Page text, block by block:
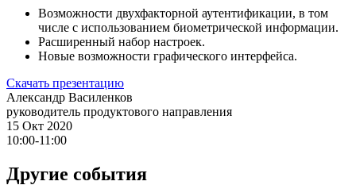
Возможности двухфакторной аутентификации, в том
числе с использованием биометрической информации.
Расширенный набор настроек.
Новые возможности графического интерфейса.
Скачать презентацию
Александр Василенков
руководитель продуктового направления
15 Окт 2020
10:00-11:00
Другие события